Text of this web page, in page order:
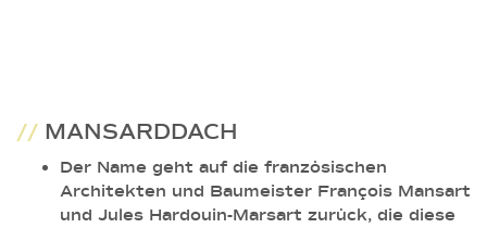
// MANSARDDACH
Der Name geht auf die französischen
Architekten und Baumeister François Mansart
und Jules Hardouin-Marsart zurück, die diese